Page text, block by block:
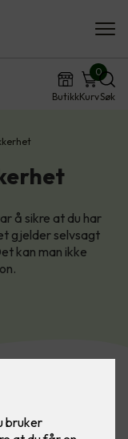
ButikkKurv
0
Søk
å sikre at du har
gjelder selvsagt
kan man ikke